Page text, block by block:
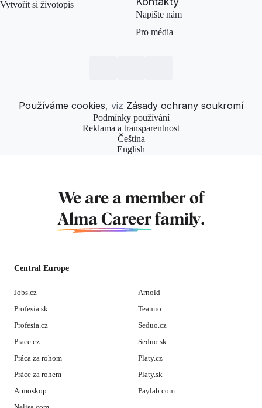
Vytvořit si životopis
Napište nám
Pro média
Používáme cookies, viz Zásady ochrany soukromí
Podmínky používání
Reklama a transparentnost
Čeština
English
We are a member of
Alma Career family.
Central Europe
Jobs.cz
Profesia.sk
Profesia.cz
Prace.cz
Práca za rohom
Práce za rohem
Atmoskop
Arnold
Teamio
Seduo.cz
Seduo.sk
Platy.cz
Platy.sk
Paylab.com